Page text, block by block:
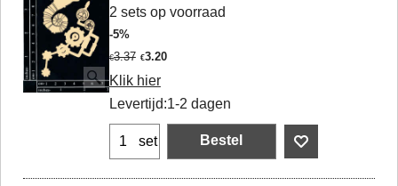
2 sets op voorraad
-5%
€3.37 €3.20
Klik hier
Levertijd:1-2 dagen
set Bestel